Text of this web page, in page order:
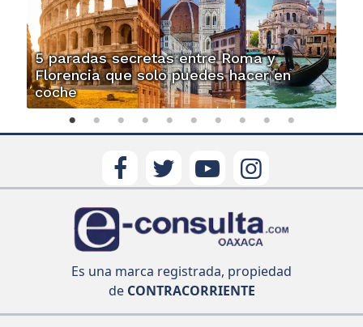
5 paradas secretas entre Roma y
Florencia que solo puedes hacer en
coche
Es una marca registrada, propiedad
deCONTRACORRIENTE